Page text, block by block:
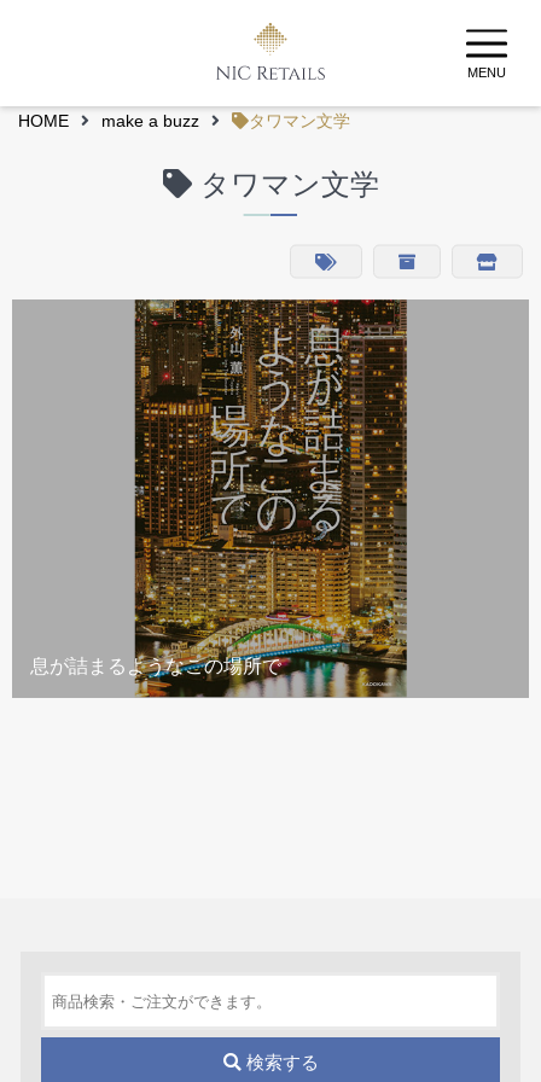
MENU
HOME make a buzz タワマン文学
タワマン文学
息が詰まるようなこの場所で
検索する